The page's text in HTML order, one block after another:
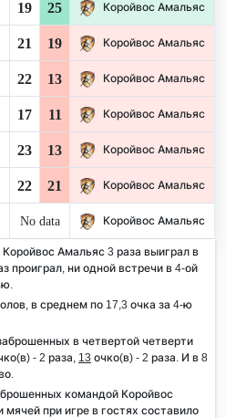
19 25 Коройвос Амальяс
21 19 Коройвос Амальяс
22 13 Коройвос Амальяс
17 11 Коройвос Амальяс
23 13 Коройвос Амальяс
22 21 Коройвос Амальяс
No data Коройвос Амальяс
Амальяс 3 раза выиграл в
проиграл, ни одной встречи в 4-ой
в среднем по 17,3 очка за 4-ю
в четвертой четверти
- 2 раза, 13 очко(в) - 2 раза. И в 8
командой Коройвос
при игре в гостях составило